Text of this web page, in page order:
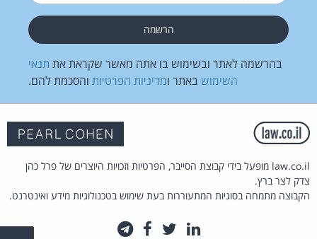
בהרשמה לאתר ובשימוש בו אתה מאשר שקראת את תנאי
השימוש באתר ומדיניות הפרטיות והסכמת להם.
law.co.il מופעל בידי קבוצת הסייבר, הפרטיות וזכויות היוצרים של פרל כהן
צדק לצר ברץ.
הקבוצה מתמחה בסוגיות המתעוררות בעת שימוש בטכנולוגיות מידע ואינטרנט.
לינקדאין
טוויטרפייסבוק